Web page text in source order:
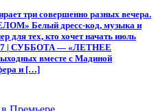
три совершенно разных вечера.
Белый дресс-код, музыка и
для тех, кто хочет начать июль
| СУББОТА — «ЛЕТНЕЕ
вместе с Мадиной
и […]